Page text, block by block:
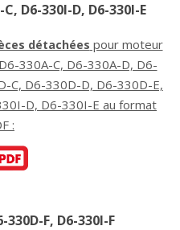
D6-330I-D, D6-330I-E
détachées pour moteur
330A-C, D6-330A-D, D6-
C, D6-330D-D, D6-330D-E,
D, D6-330I-E au format
:
330D-F, D6-330I-F